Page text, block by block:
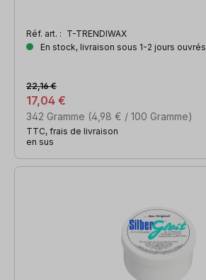
Réf. art. : T-TRENDIWAX
En stock, livraison sous 1-2 jours ouvrés
342 Gramme (4,98 € / 100 Gramme)
17,04 €
22,16 €
TTC, frais de livraison
en sus